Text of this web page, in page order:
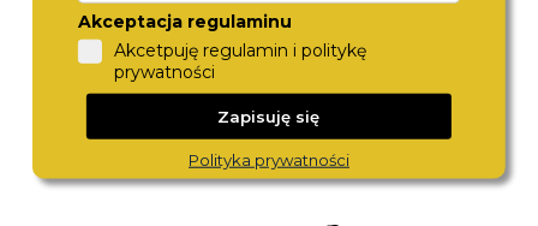
DIESEL
DZ4329
1 380,-
Akceptacja regulaminu
Akcetpuję regulamin i politykę
prywatności
Zapisuję się
Polityka prywatności